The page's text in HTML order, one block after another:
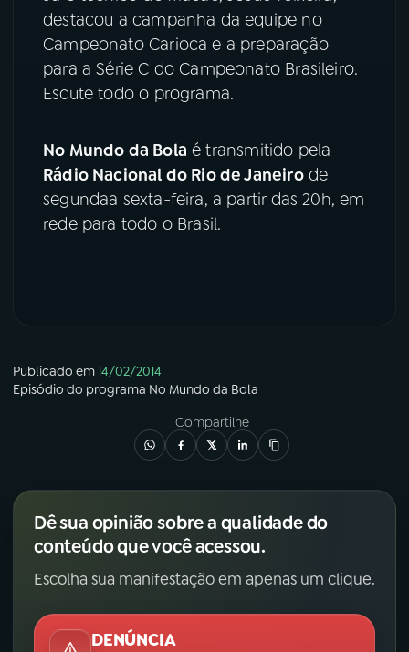
TikTok
destacou a campanha da equipe no
Campeonato Carioca e a preparação
para a Série C do Campeonato Brasileiro.
Escute todo o programa.
No Mundo da Bola é transmitido pela
Rádio Nacional do Rio de Janeirode
segundaa sexta-feira, a partir das 20h, em
rede para todo o Brasil.
Publicado em14/02/2014
Episódio do programa No Mundo da Bola
Compartilhe
Dê sua opinião sobre a qualidade do
conteúdo que você acessou.
Escolha sua manifestação em apenas um clique.
DENÚNCIA